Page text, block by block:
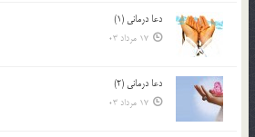
دعا درمانی (1)
17 مرداد 03
دعا درمانی (2)
17 مرداد 03